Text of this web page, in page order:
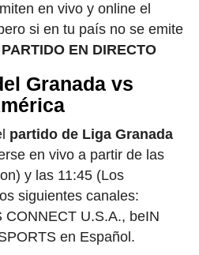
en vivo y online el
si en tu país no se emite
PARTIDO EN DIRECTO
Granada vs
partido de Liga Granada
en vivo a partir de las
y las 11:45 (Los
siguientes canales:
CONNECT U.S.A., beIN
en Español.